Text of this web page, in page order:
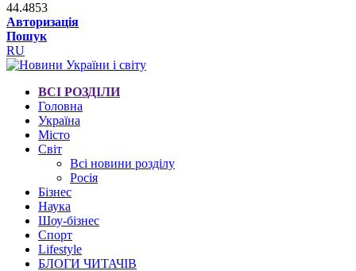
44.4853
Авторизація
Пошук
RU
ВСІ РОЗДІЛИ
Головна
Україна
Місто
Світ
Всі новини розділу
Росія
Бізнес
Наука
Шоу-бізнес
Спорт
Lifestyle
БЛОГИ ЧИТАЧІВ